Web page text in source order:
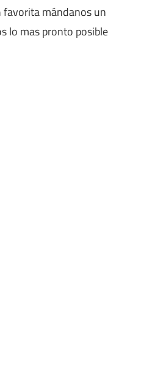
mándanos un
lo mas pronto posible